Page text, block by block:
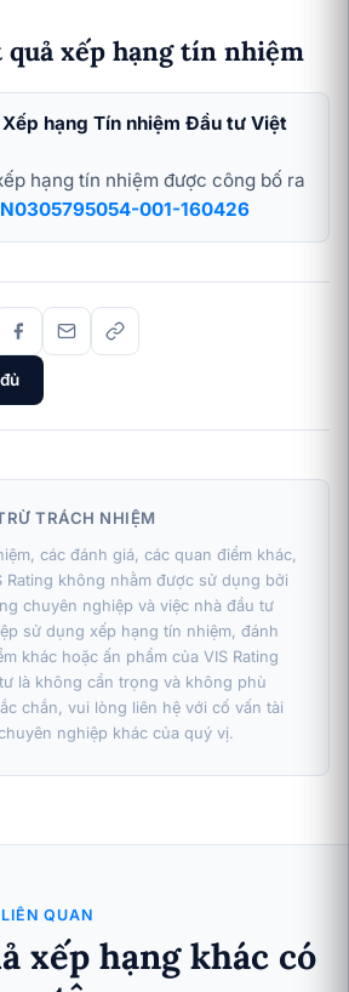
quả xếp hạng tín nhiệm
hạng Tín nhiệm Đầu tư Việt
hạng tín nhiệm được công bố ra
001-160426
TRÁCH NHIỆM
các đánh giá, các quan điểm khác,
Rating không nhằm được sử dụng bởi
chuyên nghiệp và việc nhà đầu tư
sử dụng xếp hạng tín nhiệm, đánh
khác hoặc ấn phẩm của VIS Rating
là không cẩn trọng và không phù
chắn, vui lòng liên hệ với cố vấn tài
nghiệp khác của quý vị.
QUAN
xếp hạng khác có